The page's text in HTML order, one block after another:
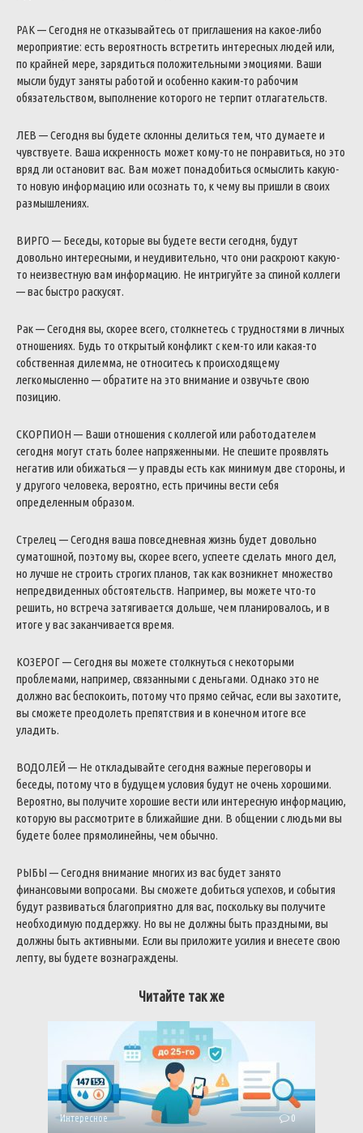
РАК — Сегодня не отказывайтесь от приглашения на какое-либо
мероприятие: есть вероятность встретить интересных людей или,
по крайней мере, зарядиться положительными эмоциями. Ваши
мысли будут заняты работой и особенно каким-то рабочим
обязательством, выполнение которого не терпит отлагательств.
ЛЕВ — Сегодня вы будете склонны делиться тем, что думаете и
чувствуете. Ваша искренность может кому-то не понравиться, но это
вряд ли остановит вас. Вам может понадобиться осмыслить какую-
то новую информацию или осознать то, к чему вы пришли в своих
размышлениях.
ВИРГО — Беседы, которые вы будете вести сегодня, будут
довольно интересными, и неудивительно, что они раскроют какую-
то неизвестную вам информацию. Не интригуйте за спиной коллеги
— вас быстро раскусят.
Рак — Сегодня вы, скорее всего, столкнетесь с трудностями в личных
отношениях. Будь то открытый конфликт с кем-то или какая-то
собственная дилемма, не относитесь к происходящему
легкомысленно — обратите на это внимание и озвучьте свою
позицию.
СКОРПИОН — Ваши отношения с коллегой или работодателем
сегодня могут стать более напряженными. Не спешите проявлять
негатив или обижаться — у правды есть как минимум две стороны, и
у другого человека, вероятно, есть причины вести себя
определенным образом.
Стрелец — Сегодня ваша повседневная жизнь будет довольно
суматошной, поэтому вы, скорее всего, успеете сделать много дел,
но лучше не строить строгих планов, так как возникнет множество
непредвиденных обстоятельств. Например, вы можете что-то
решить, но встреча затягивается дольше, чем планировалось, и в
итоге у вас заканчивается время.
КОЗЕРОГ — Сегодня вы можете столкнуться с некоторыми
проблемами, например, связанными с деньгами. Однако это не
должно вас беспокоить, потому что прямо сейчас, если вы захотите,
вы сможете преодолеть препятствия и в конечном итоге все
уладить.
ВОДОЛЕЙ — Не откладывайте сегодня важные переговоры и
беседы, потому что в будущем условия будут не очень хорошими.
Вероятно, вы получите хорошие вести или интересную информацию,
которую вы рассмотрите в ближайшие дни. В общении с людьми вы
будете более прямолинейны, чем обычно.
РЫБЫ — Сегодня внимание многих из вас будет занято
финансовыми вопросами. Вы сможете добиться успехов, и события
будут развиваться благоприятно для вас, поскольку вы получите
необходимую поддержку. Но вы не должны быть праздными, вы
должны быть активными. Если вы приложите усилия и внесете свою
лепту, вы будете вознаграждены.
Читайте так же
Интересное 0